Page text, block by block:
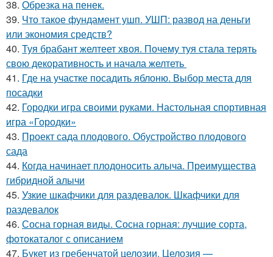
38. Обрезка на пенек.
39. Что такое фундамент ушп. УШП: развод на деньги
или экономия средств?
40. Туя брабант желтеет хвоя. Почему туя стала терять
свою декоративность и начала желтеть
41. Где на участке посадить яблоню. Выбор места для
посадки
42. Городки игра своими руками. Настольная спортивная
игра «Городки»
43. Проект сада плодового. Обустройство плодового
сада
44. Когда начинает плодоносить алыча. Преимущества
гибридной алычи
45. Узкие шкафчики для раздевалок. Шкафчики для
раздевалок
46. Сосна горная виды. Сосна горная: лучшие сорта,
фотокаталог с описанием
47. Букет из гребенчатой целозии. Целозия —